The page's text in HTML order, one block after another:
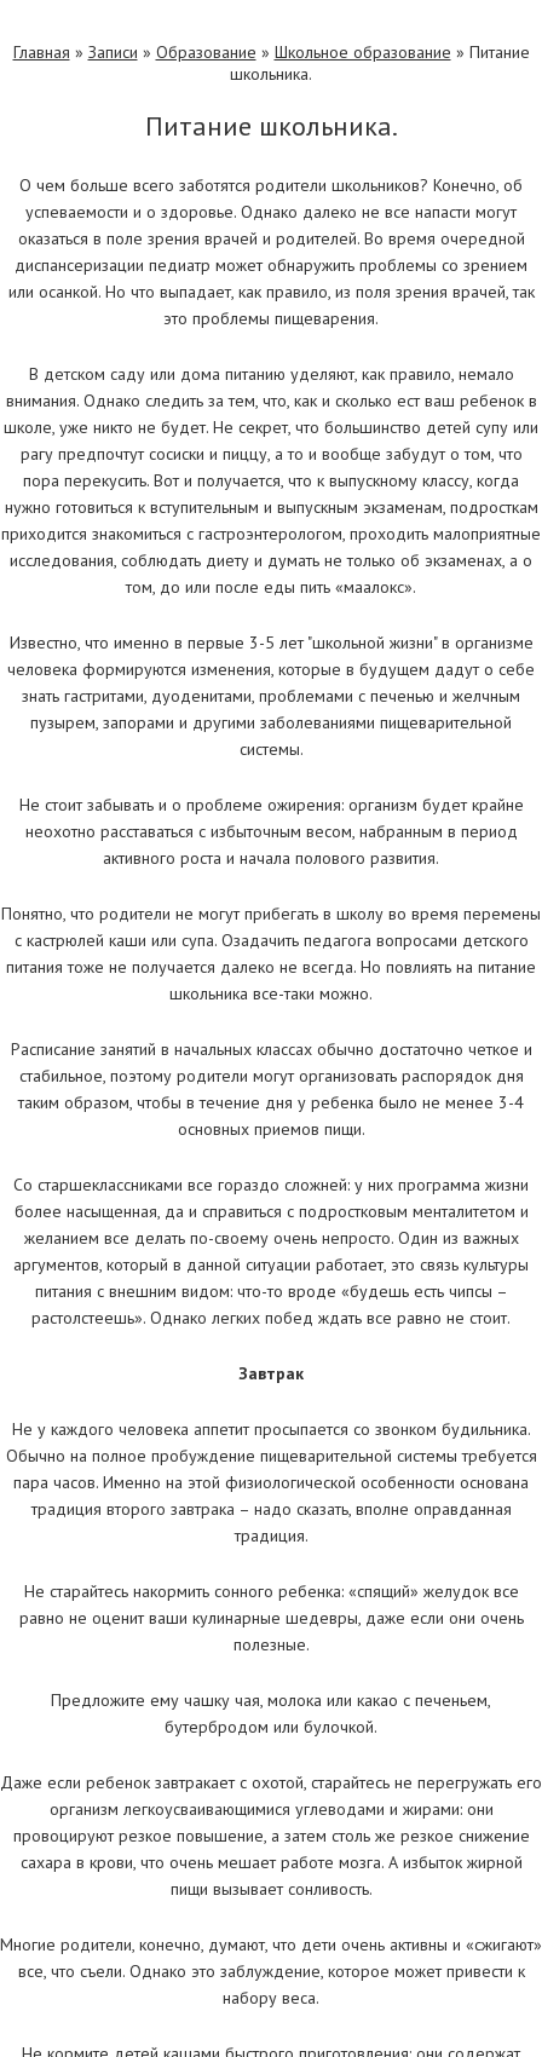
Главная » Записи » Образование » Школьное образование » Питание
школьника.
Питание школьника.
О чем больше всего заботятся родители школьников? Конечно, об
успеваемости и о здоровье. Однако далеко не все напасти могут
оказаться в поле зрения врачей и родителей. Во время очередной
диспансеризации педиатр может обнаружить проблемы со зрением
или осанкой. Но что выпадает, как правило, из поля зрения врачей, так
это проблемы пищеварения.
В детском саду или дома питанию уделяют, как правило, немало
внимания. Однако следить за тем, что, как и сколько ест ваш ребенок в
школе, уже никто не будет. Не секрет, что большинство детей супу или
рагу предпочтут сосиски и пиццу, а то и вообще забудут о том, что
пора перекусить. Вот и получается, что к выпускному классу, когда
нужно готовиться к вступительным и выпускным экзаменам, подросткам
приходится знакомиться с гастроэнтерологом, проходить малоприятные
исследования, соблюдать диету и думать не только об экзаменах, а о
том, до или после еды пить «маалокс».
Известно, что именно в первые 3-5 лет "школьной жизни" в организме
человека формируются изменения, которые в будущем дадут о себе
знать гастритами, дуоденитами, проблемами с печенью и желчным
пузырем, запорами и другими заболеваниями пищеварительной
системы.
Не стоит забывать и о проблеме ожирения: организм будет крайне
неохотно расставаться с избыточным весом, набранным в период
активного роста и начала полового развития.
Понятно, что родители не могут прибегать в школу во время перемены
с кастрюлей каши или супа. Озадачить педагога вопросами детского
питания тоже не получается далеко не всегда. Но повлиять на питание
школьника все-таки можно.
Расписание занятий в начальных классах обычно достаточно четкое и
стабильное, поэтому родители могут организовать распорядок дня
таким образом, чтобы в течение дня у ребенка было не менее 3-4
основных приемов пищи.
Со старшеклассниками все гораздо сложней: у них программа жизни
более насыщенная, да и справиться с подростковым менталитетом и
желанием все делать по-своему очень непросто. Один из важных
аргументов, который в данной ситуации работает, это связь культуры
питания с внешним видом: что-то вроде «будешь есть чипсы –
растолстеешь». Однако легких побед ждать все равно не стоит.
Завтрак
Не у каждого человека аппетит просыпается со звонком будильника.
Обычно на полное пробуждение пищеварительной системы требуется
пара часов. Именно на этой физиологической особенности основана
традиция второго завтрака – надо сказать, вполне оправданная
традиция.
Не старайтесь накормить сонного ребенка: «спящий» желудок все
равно не оценит ваши кулинарные шедевры, даже если они очень
полезные.
Предложите ему чашку чая, молока или какао с печеньем,
бутербродом или булочкой.
Даже если ребенок завтракает с охотой, старайтесь не перегружать его
организм легкоусваивающимися углеводами и жирами: они
провоцируют резкое повышение, а затем столь же резкое снижение
сахара в крови, что очень мешает работе мозга. А избыток жирной
пищи вызывает сонливость.
Многие родители, конечно, думают, что дети очень активны и «сжигают»
все, что съели. Однако это заблуждение, которое может привести к
набору веса.